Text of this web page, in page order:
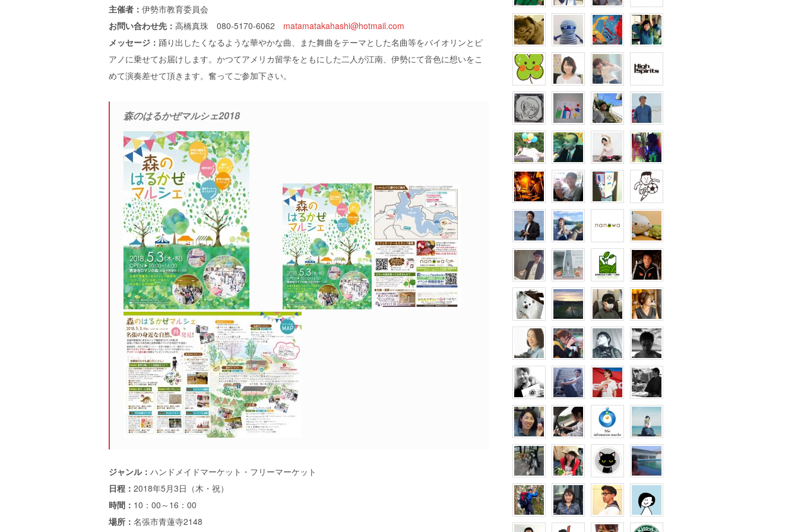
主催者： 伊勢市教育委員会
お問い合わせ先： 高橋真珠 080-5170-6062 matamatakahashi@hotmail.com
メッセージ： 踊り出したくなるような華やかな曲、また舞曲をテーマとした名曲等をバイオリンとピ
アノに乗せてお届けします。かつてアメリカ留学をともにした二人が江南、伊勢にて音色に想いをこ
めて演奏差せて頂きます。奮ってご参加下さい。
森のはるかぜマルシェ2018
ジャンル： ハンドメイドマーケット・フリーマーケット
日程： 2018年5月3日（木・祝）
時間： 10：00～16：00
場所： 名張市青蓮寺2148